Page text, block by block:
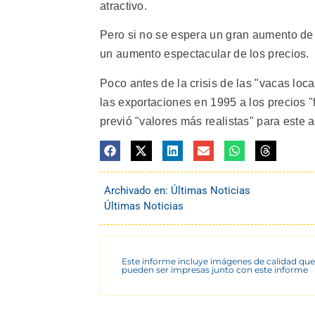
atractivo.
Pero si no se espera un gran aumento
un aumento espectacular de los precios.
Poco antes de la crisis de las "vacas
las exportaciones en 1995 a los precios
previó "valores más realistas" para este
Archivado en: Últimas Noticias
Últimas Noticias
Este informe incluye imágenes de calidad
pueden ser impresas junto con este informe